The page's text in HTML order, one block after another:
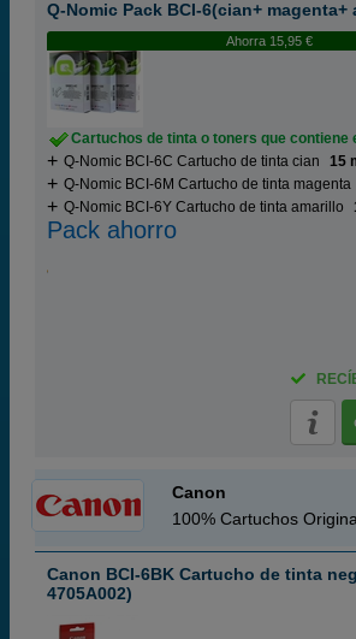
Q-Nomic Pack BCI-6(cian+ magenta+
Ahorra 15,95 €
Cartuchos de tinta o toners que contiene
Q-Nomic BCI-6C Cartucho de tinta cian
15
Q-Nomic BCI-6M Cartucho de tinta magenta
Q-Nomic BCI-6Y Cartucho de tinta amarillo
Pack ahorro
Canon
100% Cartuchos
Canon BCI-6BK Cartucho de tinta
4705A002)